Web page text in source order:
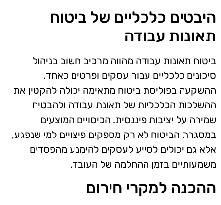
היבטים כלכליים של ביטוח
תאונות עבודה
ביטוח תאונות עבודה מהווה מרכיב חשוב בניהול
סיכונים כלכליים עבור עסקים ופרטים כאחד.
ההשקעה בפוליסת ביטוח מתאימה יכולה להקטין את
ההשלכות הכלכליות של תאונת עבודה ולהבטיח
שמירה על יציבות פיננסית. הכיסויים המוצעים
במסגרת הביטוח לא רק מספקים פיצויים למי שנפגע,
אלא גם יכולים לסייע לעסקים להימנע מהפסדים
משמעותיים בזמן ההחלמה של העובד.
ההכנה למקרי חירום